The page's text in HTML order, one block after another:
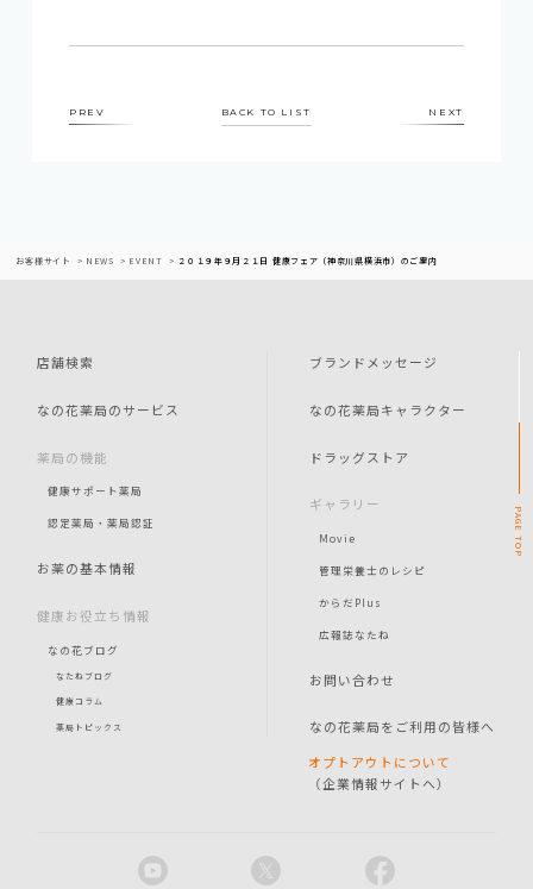
PREV BACK TO LIST NEXT
お客様サイト NEWS EVENT ２０１９年９月２１日 健康フェア（神奈川県横浜市）のご案内
店舗検索
なの花薬局のサービス
薬局の機能
健康サポート薬局
認定薬局・薬局認証
お薬の基本情報
健康お役立ち情報
なの花ブログ
なたねブログ
健康コラム
薬局トピックス
ブランドメッセージ
なの花薬局キャラクター
ドラッグストア
ギャラリー
Movie
管理栄養士のレシピ
からだPlus
広報誌なたね
お問い合わせ
なの花薬局をご利用の皆様へ
オプトアウトについて
（企業情報サイトへ）
PAGE
TOP